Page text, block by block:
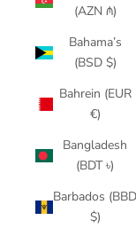
(AZN ₼)
Bahama’s
(BSD $)
Bahrein (EUR
€)
Bangladesh
(BDT ৳)
Barbados (BBD
$)